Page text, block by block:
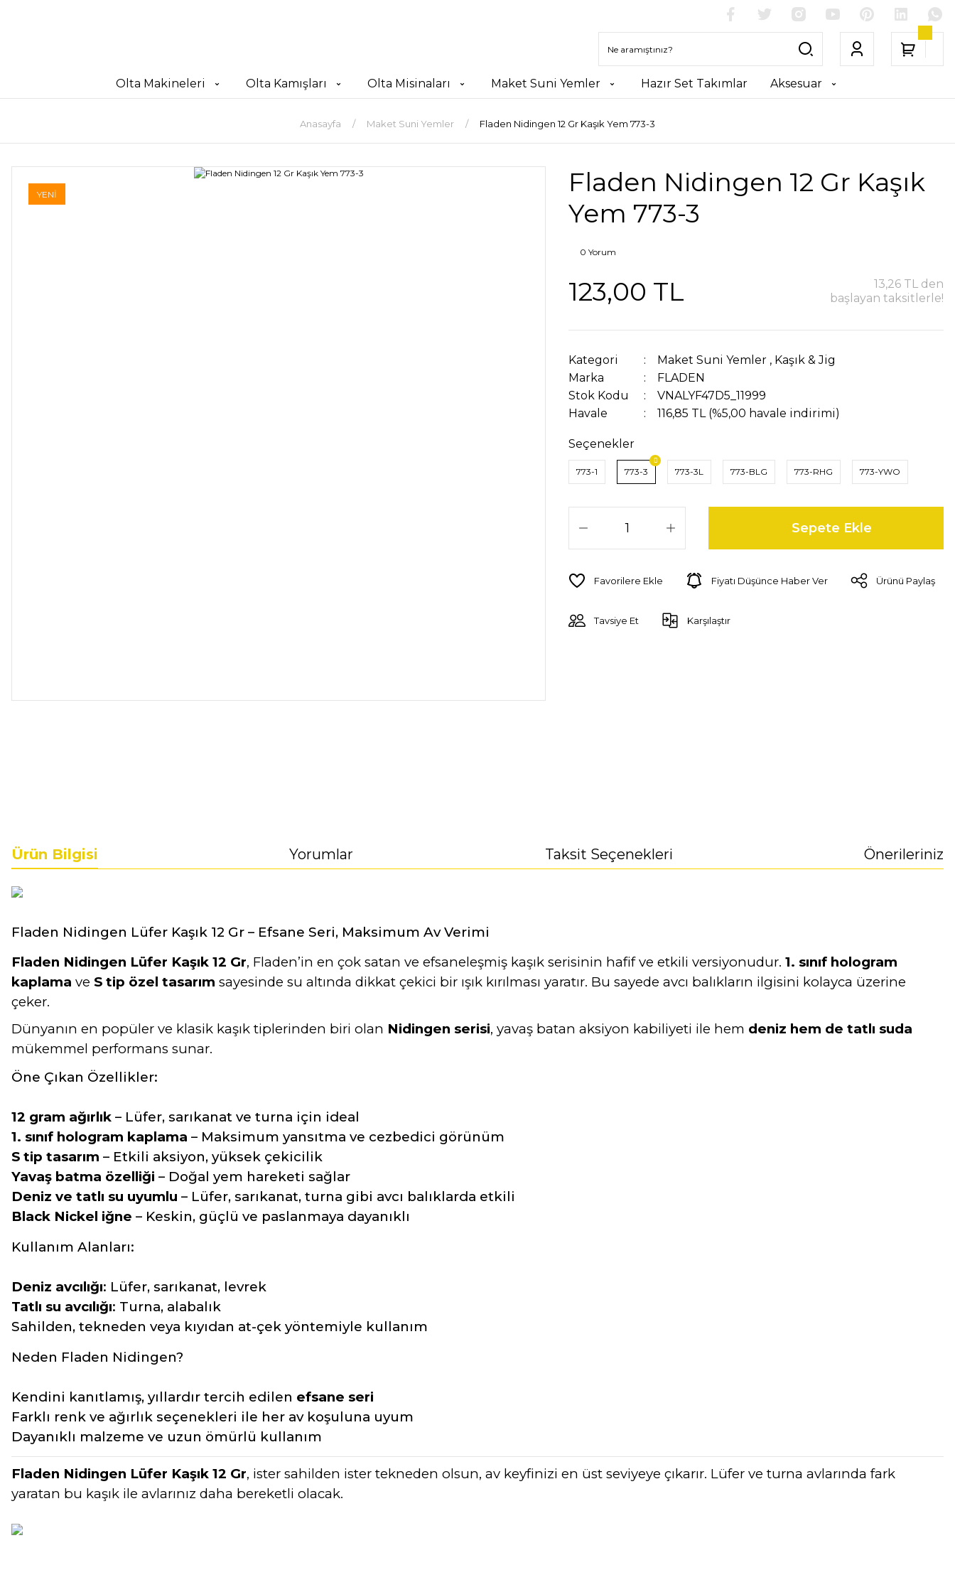
Olta Makineleri Olta Kamışları Olta Misinaları Maket Suni Yemler Hazır Set Takımlar Aksesuar
Anasayfa Maket Suni Yemler Fladen Nidingen 12 Gr Kaşık Yem 773-3
YENİ
Fladen Nidingen 12 Gr Kaşık
Yem 773-3
0 Yorum
123,00 TL
13,26 TL den
başlayan taksitlerle!
Kategori Maket Suni Yemler , Kaşık & Jig
Marka
FLADEN
Stok Kodu
VNALYF47D5_11999
Havale
116,85 TL (%5,00 havale indirimi)
Seçenekler
773-1 773-3 773-3L 773-BLG 773-RHG 773-YWO
Sepete Ekle
Fiyatı Düşünce Haber Ver Ürünü Paylaş
Tavsiye Et Karşılaştır
Ürün Bilgisi Yorumlar Taksit Seçenekleri Önerileriniz
Fladen Nidingen Lüfer Kaşık 12 Gr – Efsane Seri, Maksimum Av Verimi
Fladen Nidingen Lüfer Kaşık 12 Gr, Fladen’in en çok satan ve efsaneleşmiş kaşık serisinin hafif ve etkili versiyonudur. 1. sınıf hologram
kaplama ve S tip özel tasarım sayesinde su altında dikkat çekici bir ışık kırılması yaratır. Bu sayede avcı balıkların ilgisini kolayca üzerine
çeker.
Dünyanın en popüler ve klasik kaşık tiplerinden biri olan Nidingen serisi, yavaş batan aksiyon kabiliyeti ile hem deniz hem de tatlı suda
mükemmel performans sunar.
Öne Çıkan Özellikler:
12 gram ağırlık – Lüfer, sarıkanat ve turna için ideal
1. sınıf hologram kaplama – Maksimum yansıtma ve cezbedici görünüm
S tip tasarım – Etkili aksiyon, yüksek çekicilik
Yavaş batma özelliği – Doğal yem hareketi sağlar
Deniz ve tatlı su uyumlu – Lüfer, sarıkanat, turna gibi avcı balıklarda etkili
Black Nickel iğne – Keskin, güçlü ve paslanmaya dayanıklı
Kullanım Alanları:
Deniz avcılığı: Lüfer, sarıkanat, levrek
Tatlı su avcılığı: Turna, alabalık
Sahilden, tekneden veya kıyıdan at-çek yöntemiyle kullanım
Neden Fladen Nidingen?
Kendini kanıtlamış, yıllardır tercih edilen efsane seri
Farklı renk ve ağırlık seçenekleri ile her av koşuluna uyum
Dayanıklı malzeme ve uzun ömürlü kullanım
Fladen Nidingen Lüfer Kaşık 12 Gr, ister sahilden ister tekneden olsun, av keyfinizi en üst seviyeye çıkarır. Lüfer ve turna avlarında fark
yaratan bu kaşık ile avlarınız daha bereketli olacak.